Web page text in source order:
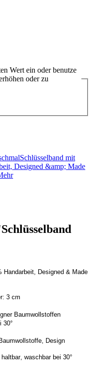
Wert ein oder benutze
oder zu
mit
Designed &amp; Made
Handarbeit, Designed & Made
3 cm
Baumwollstoffen
30°
Design
, waschbar bei 30°